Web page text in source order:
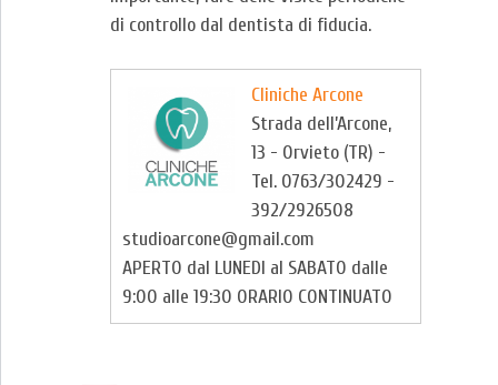
di controllo dal dentista di fiducia.
Cliniche Arcone
Strada dell’Arcone,
13 - Orvieto (TR) -
Tel. 0763/302429 -
392/2926508
studioarcone@gmail.com
APERTO dal LUNEDI al SABATO dalle
9:00 alle 19:30 ORARIO CONTINUATO